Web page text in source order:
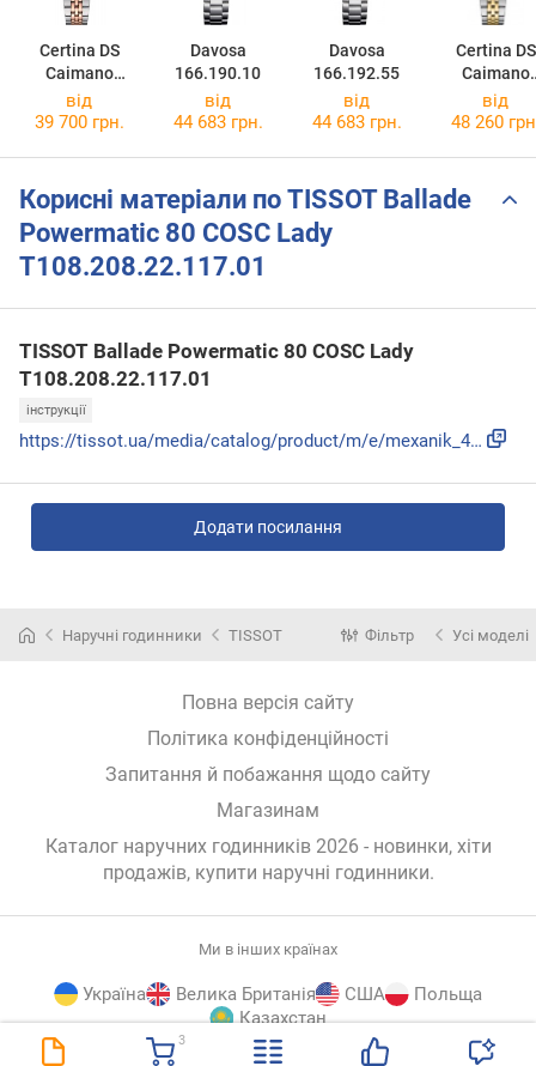
3
Certina DS
Caimano
C035.007.22.1
27.01
Davosa
166.190.10
Davosa
166.192.55
Certina DS
Caimano
17.02
від
39 700 грн.
від
44 683 грн.
від
44 683 грн.
від
48 260
Корисні матеріали по TISSOT Ballade
Powermatic 80 COSC Lady
T108.208.22.117.01
TISSOT Ballade Powermatic 80 COSC Lady
T108.208.22.117.01
інструкції
https://tissot.ua/media/catalog/product/m/e/mexanik_4.pdf
Додати посилання
Наручні годинники TISSOT Фільтр Усі моделі
Повна версія сайту
Політика конфіденційності
Запитання й побажання щодо сайту
Магазинам
Каталог наручних годинників 2026 - новинки, хіти
продажів, купити наручні годинники.
Ми в інших країнах
Україна Велика Британія США
Польща
Казахстан